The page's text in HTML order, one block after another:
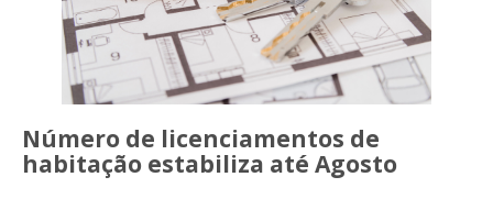
Número de licenciamentos de
habitação estabiliza até Agosto